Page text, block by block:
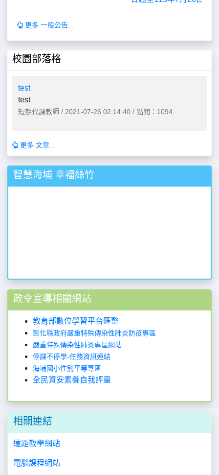
更多 一般公告...
校園部落格
test
test
短期代課教師 / 2021-07-26 02:14:40 / 點閱：1094
更多 文章...
智慧海埔 幸福絲竹
政令宣導相關網站
教育部數位學習平台匯整
彰化縣政府嚴重特殊傳染性肺炎防疫專區
嚴重特殊傳染性肺炎專區網站
停課不停學-任務資訊連結
海埔國小性別平等專區
全民資安素養自我評量
相關連結
遠距教學網站
電腦課程網站